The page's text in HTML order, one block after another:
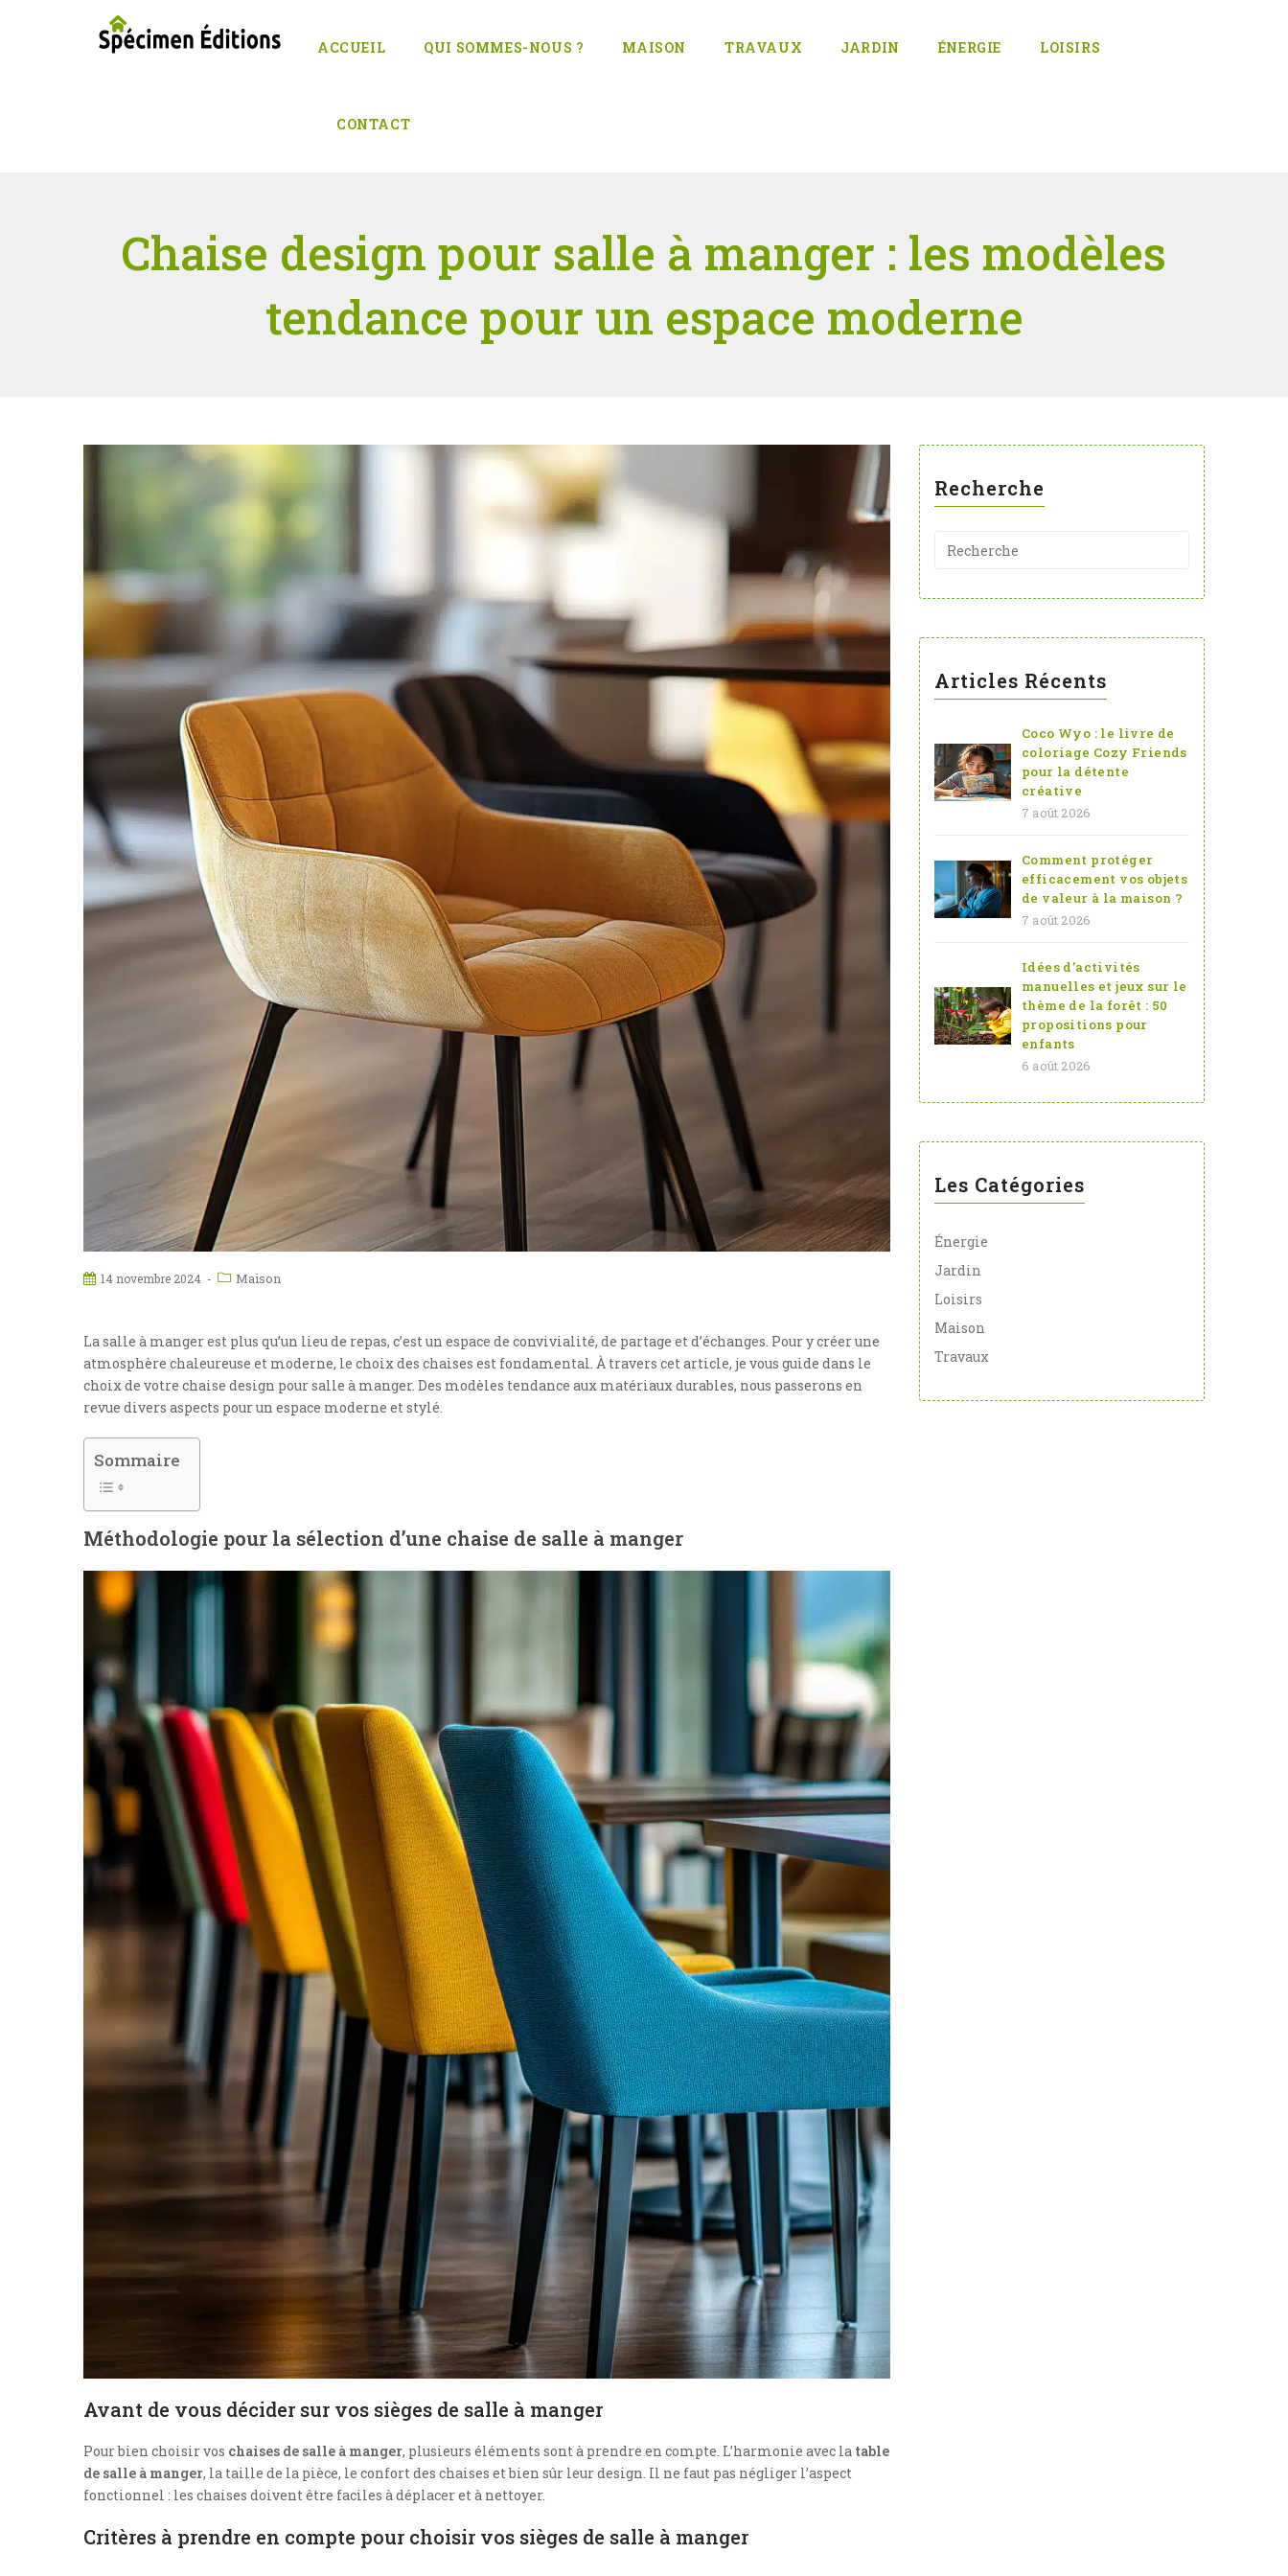
ACCUEIL QUI SOMMES-NOUS ? MAISON TRAVAUX JARDIN ÉNERGIE LOISIRS
CONTACT
Chaise design pour salle à manger : les modèles
tendance pour un espace moderne
14 novembre 2024 Maison
La salle à manger est plus qu’un lieu de repas, c’est un espace de convivialité, de partage et d’échanges. Pour y créer une
atmosphère chaleureuse et moderne, le choix des chaises est fondamental. À travers cet article, je vous guide dans le
choix de votre chaise design pour salle à manger. Des modèles tendance aux matériaux durables, nous passerons en
revue divers aspects pour un espace moderne et stylé.
Sommaire
Méthodologie pour la sélection d’une chaise de salle à manger
Avant de vous décider sur vos sièges de salle à manger
Pour bien choisir vos chaises de salle à manger, plusieurs éléments sont à prendre en compte. L’harmonie avec la table
de salle à manger, la taille de la pièce, le confort des chaises et bien sûr leur design. Il ne faut pas négliger l’aspect
fonctionnel : les chaises doivent être faciles à déplacer et à nettoyer.
Critères à prendre en compte pour choisir vos sièges de salle à manger
Recherche
Articles Récents
Coco Wyo : le livre de
coloriage Cozy Friends
pour la détente
créative
7 août 2026
Comment protéger
efficacement vos objets
de valeur à la maison ?
7 août 2026
Idées d’activités
manuelles et jeux sur le
thème de la forêt : 50
propositions pour
enfants
6 août 2026
Les Catégories
Énergie
Jardin
Loisirs
Maison
Travaux